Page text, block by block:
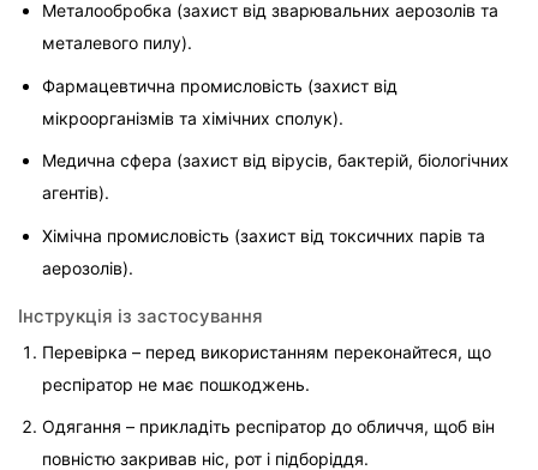
Металообробка (захист від зварювальних аерозолів та
металевого пилу).
Фармацевтична промисловість (захист від
мікроорганізмів та хімічних сполук).
Медична сфера (захист від вірусів, бактерій, біологічних
агентів).
Хімічна промисловість (захист від токсичних парів та
аерозолів).
Інструкція із застосування
Перевірка – перед використанням переконайтеся, що
респіратор не має пошкоджень.
Одягання – прикладіть респіратор до обличчя, щоб він
повністю закривав ніс, рот і підборіддя.